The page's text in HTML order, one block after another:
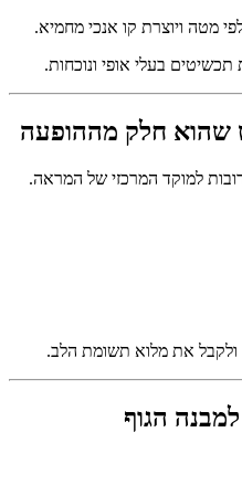
מטה ויוצרת קו אנכי מחמיא.
בעלי אופי ונוכחות.
למוקד המרכזי של המראה.
את מלוא תשומת הלב.
הגוף